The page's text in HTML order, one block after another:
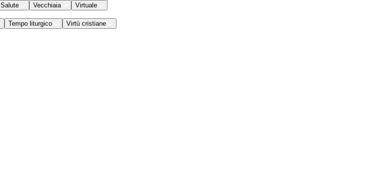
Salute Vecchiaia Virtuale
Tempo liturgico Virtù cristiane